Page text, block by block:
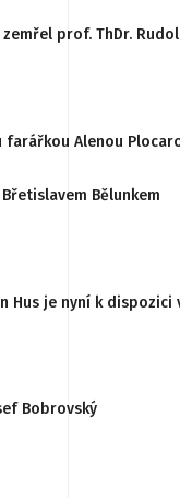
prof. ThDr.
farářkou Alenou
Bělunkem
Hus je nyní k
Bobrovský